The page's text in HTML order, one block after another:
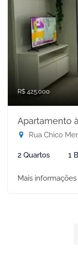
R$ 425.000
Apartamento
Rua Chico
2 Quartos 1
Mais informações